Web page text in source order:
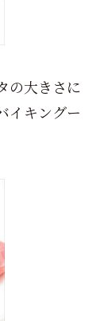
の大きさに
イキングー